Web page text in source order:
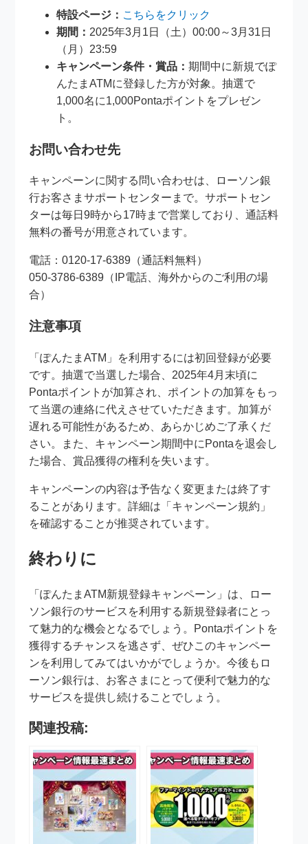
特設ページ： こちらをクリック
期間： 2025年3月1日（土）00:00～3月31日
（月）23:59
キャンペーン条件・賞品：期間中に新規でぽ
んたまATMに登録した方が対象。抽選で
1,000名に1,000Pontaポイントをプレゼン
ト。
お問い合わせ先
キャンペーンに関する問い合わせは、ローソン銀
行お客さまサポートセンターまで。サポートセン
ターは毎日9時から17時まで営業しており、通話料
無料の番号が用意されています。
電話：0120-17-6389（通話料無料）
050-3786-6389（IP電話、海外からのご利用の場
合）
注意事項
「ぽんたまATM」を利用するには初回登録が必要
です。抽選で当選した場合、2025年4月末頃に
Pontaポイントが加算され、ポイントの加算をもっ
て当選の連絡に代えさせていただきます。加算が
遅れる可能性があるため、あらかじめご了承くだ
さい。また、キャンペーン期間中にPontaを退会し
た場合、賞品獲得の権利を失います。
キャンペーンの内容は予告なく変更または終了す
ることがあります。詳細は「キャンペーン規約」
を確認することが推奨されています。
終わりに
「ぽんたまATM新規登録キャンペーン」は、ロー
ソン銀行のサービスを利用する新規登録者にとっ
て魅力的な機会となるでしょう。Pontaポイントを
獲得するチャンスを逃さず、ぜひこのキャンペー
ンを利用してみてはいかがでしょうか。今後もロ
ーソン銀行は、お客さまにとって便利で魅力的な
サービスを提供し続けることでしょう。
関連投稿: